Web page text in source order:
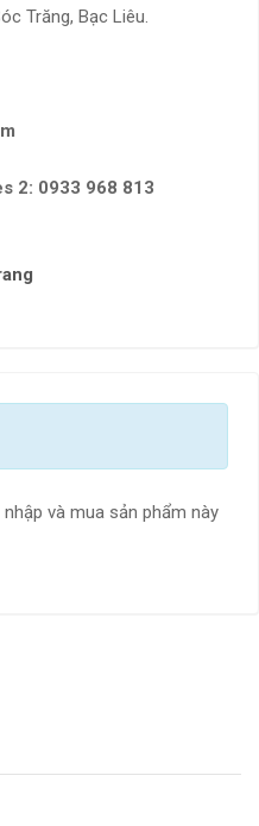
Trăng, Bạc Liêu.
2: 0933 968 813
và mua sản phẩm này